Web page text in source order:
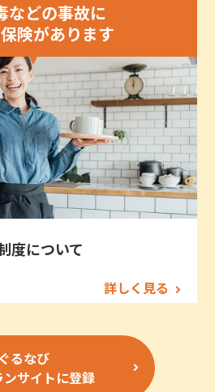
などの事故に
険があります
度について
詳しく見る
ぐるなび
ンサイトに登録